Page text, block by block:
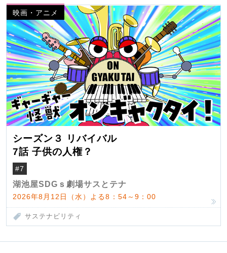
映画・アニメ
シーズン３ リバイバル
7話 子供の人権？
#7
湖池屋SDGｓ劇場サスとテナ
2026年8月12日（水）よる8：54～9：00
サステナビリティ